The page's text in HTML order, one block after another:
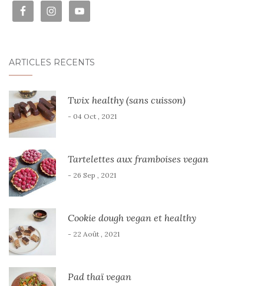
ARTICLES RÉCENTS
Twix healthy (sans cuisson)
- 04 Oct , 2021
Tartelettes aux framboises vegan
- 26 Sep , 2021
Cookie dough vegan et healthy
- 22 Août , 2021
Pad thaï vegan